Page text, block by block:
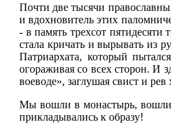
Почти две тысячи
и вдохновитель этих
- в память трехсот
стала кричать и вырывать из
Патриархата, который
огораживая со всех сторон. И
воеводе», заглушая свист и
Мы вошли в монастырь, вошли
прикладывались к образу!